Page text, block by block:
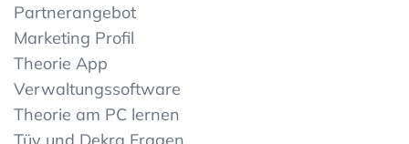
Partnerangebot
Marketing Profil
Theorie App
Verwaltungssoftware
Theorie am PC lernen
Tüv und Dekra Fragen